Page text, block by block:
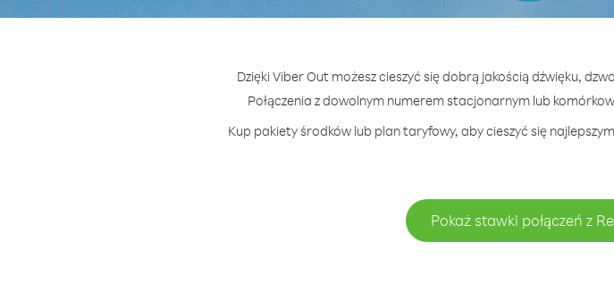
Dzięki Viber Out możesz cieszyć się dobrą jakością dźwięku,
Połączenia z dowolnym numerem stacjonarnym lub
Kup pakiety środków lub plan taryfowy, aby cieszyć się
Pokaż stawki połączeń z